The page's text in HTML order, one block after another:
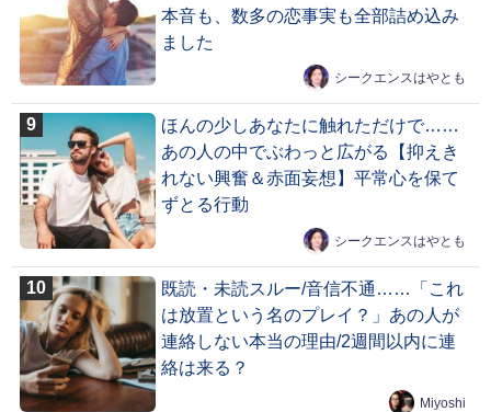
本音も、数多の恋事実も全部詰め込み
ました
シークエンスはやとも
ほんの少しあなたに触れただけで……
あの人の中でぶわっと広がる【抑えき
れない興奮＆赤面妄想】平常心を保て
ずとる行動
シークエンスはやとも
既読・未読スルー/音信不通……「これ
は放置という名のプレイ？」あの人が
連絡しない本当の理由/2週間以内に連
絡は来る？
Miyoshi